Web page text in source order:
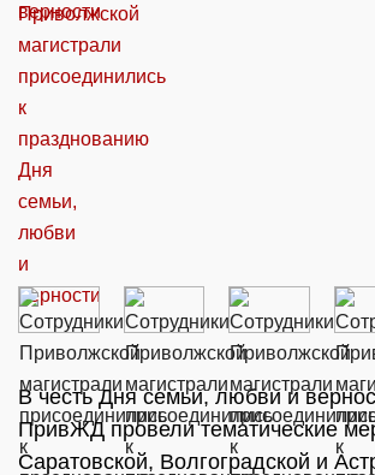
В честь Дня семьи, любви и
ПривЖД провели тематические
Саратовской, Волгоградской и